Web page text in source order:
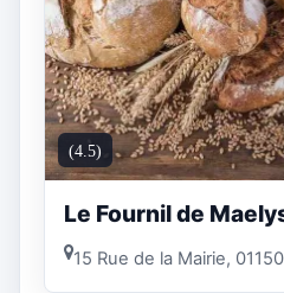
(4.5)
Le Fournil de
15 Rue de la Mairie,